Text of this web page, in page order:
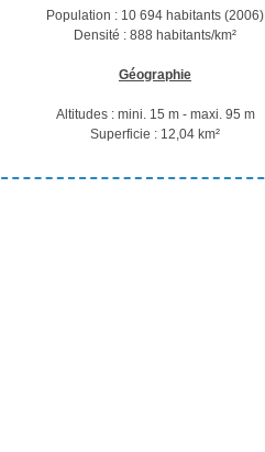
Population : 10 694 habitants (2006)
Densité : 888 habitants/km²
Géographie
Altitudes : mini. 15 m - maxi. 95 m
Superficie : 12,04 km²